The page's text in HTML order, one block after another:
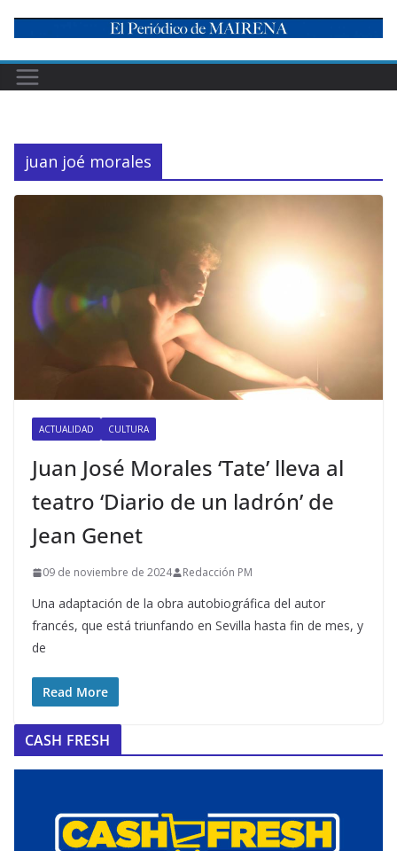
content
juan joé morales
ACTUALIDAD CULTURA
Juan José Morales ‘Tate’ lleva al
teatro ‘Diario de un ladrón’ de
Jean Genet
09 de noviembre de 2024 Redacción PM
Una adaptación de la obra autobiográfica del autor
francés, que está triunfando en Sevilla hasta fin de mes, y
de
Read More
CASH FRESH